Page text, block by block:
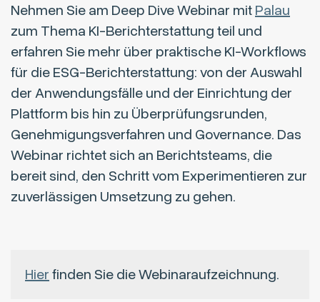
Nehmen Sie am Deep Dive Webinar mitPalau
zum Thema KI-Berichterstattung teil und
erfahren Sie mehr über praktische KI-Workflows
für die ESG-Berichterstattung: von der Auswahl
der Anwendungsfälle und der Einrichtung der
Plattform bis hin zu Überprüfungsrunden,
Genehmigungsverfahren und Governance. Das
Webinar richtet sich an Berichtsteams, die
bereit sind, den Schritt vom Experimentieren zur
zuverlässigen Umsetzung zu gehen.
Hierfinden Sie die Webinaraufzeichnung.